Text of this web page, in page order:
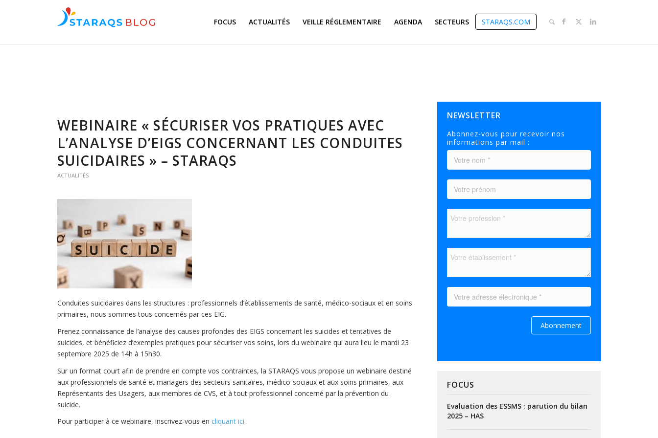
FOCUS ACTUALITÉS VEILLE RÉGLEMENTAIRE AGENDA SECTEURS STARAQS.COM
WEBINAIRE « SÉCURISER VOS PRATIQUES AVEC
L’ANALYSE D’EIGS CONCERNANT LES CONDUITES
SUICIDAIRES » – STARAQS
ACTUALITÉS
Conduites suicidaires dans les structures : professionnels d’établissements de santé, médico-sociaux et en soins
primaires, nous sommes tous concernés par ces EIG.
Prenez connaissance de l’analyse des causes profondes des EIGS concernant les suicides et tentatives de
suicides, et bénéficiez d’exemples pratiques pour sécuriser vos soins, lors du webinaire qui aura lieu le mardi 23
septembre 2025 de 14h à 15h30.
Sur un format court afin de prendre en compte vos contraintes, la STARAQS vous propose un webinaire destiné
aux professionnels de santé et managers des secteurs sanitaires, médico-sociaux et aux soins primaires, aux
Représentants des Usagers, aux membres de CVS, et à tout professionnel concerné par la prévention du
suicide.
Pour participer à ce webinaire, inscrivez-vous encliquant ici.
NEWSLETTER
FOCUS
Evaluation des ESSMS : parution du bilan
2025 – HAS